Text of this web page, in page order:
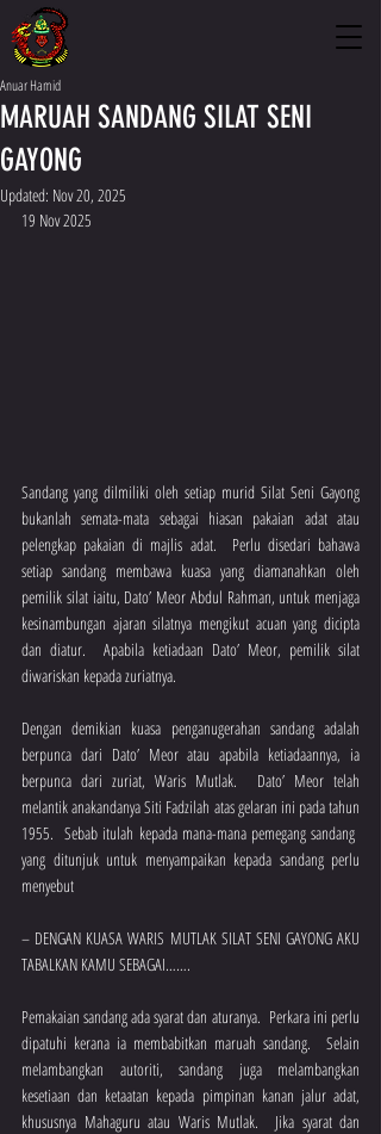
MARUAH SANDANG SILAT SENI
GAYONG
Anuar Hamid
Updated: Nov 20, 2025
19 Nov 2025
Sandang yang dilmiliki oleh setiap murid Silat Seni Gayong
bukanlah semata-mata sebagai hiasan pakaian adat atau
pelengkap pakaian di majlis adat.  Perlu disedari bahawa
setiap sandang membawa kuasa yang diamanahkan oleh
pemilik silat iaitu, Dato’ Meor Abdul Rahman, untuk menjaga
kesinambungan ajaran silatnya mengikut acuan yang dicipta
dan diatur.  Apabila ketiadaan Dato’ Meor, pemilik silat
diwariskan kepada zuriatnya.
Dengan demikian kuasa penganugerahan sandang adalah
berpunca dari Dato’ Meor atau apabila ketiadaannya, ia
berpunca dari zuriat, Waris Mutlak.  Dato’ Meor telah
melantik anakandanya Siti Fadzilah atas gelaran ini pada tahun
1955.  Sebab itulah kepada mana-mana pemegang sandang
yang ditunjuk untuk menyampaikan kepada sandang perlu
menyebut
– DENGAN KUASA WARIS MUTLAK SILAT SENI GAYONG AKU
TABALKAN KAMU SEBAGAI…….
Pemakaian sandang ada syarat dan aturanya.  Perkara ini perlu
dipatuhi kerana ia membabitkan maruah sandang.  Selain
melambangkan autoriti, sandang juga melambangkan
kesetiaan dan ketaatan kepada pimpinan kanan jalur adat,
khususnya Mahaguru atau Waris Mutlak.  Jika syarat dan